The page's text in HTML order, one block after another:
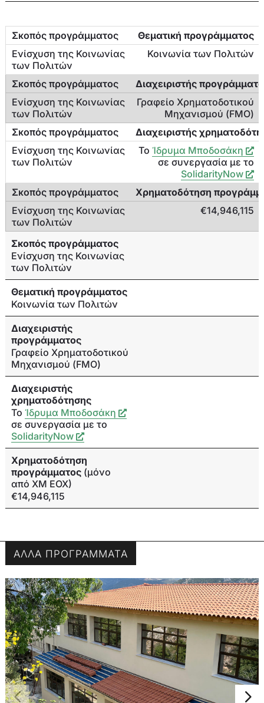
Θεματική προγράμματος
Κοινωνία των Πολιτών
Διαχειριστής
Γραφείο Χρηματοδοτικού
Μηχανισμού (FMO)
Διαχειριστής
Το Ίδρυμα Μποδοσάκη
σε συνεργασία με τo
SolidarityNow
Χρηματοδότηση
€14,946,115
Σκοπός προγράμματος
Ενίσχυση της Κοινωνίας
των Πολιτών
Θεματική προγράμματος
Κοινωνία των Πολιτών
Διαχειριστής
προγράμματος
Γραφείο Χρηματοδοτικού
Μηχανισμού (FMO)
Διαχειριστής
χρηματοδότησης
Το Ίδρυμα Μποδοσάκη
σε συνεργασία με τo
SolidarityNow
Χρηματοδότηση
προγράμματος(μόνο
από ΧΜ ΕΟΧ)
€14,946,115
ΑΛΛΑ ΠΡΟΓΡΑΜΜΑΤΑ